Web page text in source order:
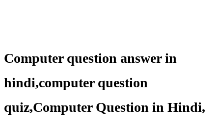
Computer question answer in
hindi,computer question
quiz,Computer Question in Hindi,